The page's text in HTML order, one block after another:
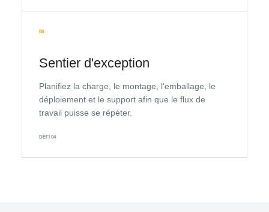
04
Sentier d'exception
Planifiez la charge, le montage, l'emballage, le
déploiement et le support afin que le flux de
travail puisse se répéter.
DÉFI 04